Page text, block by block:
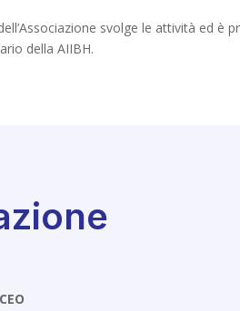
svolge le attività ed è
della AIIBH.